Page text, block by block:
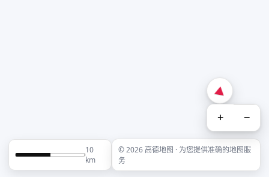
+ −
10
km
© 2026 高德地图 · 为您提供准确的地图服
务